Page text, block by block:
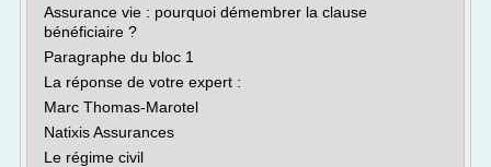
Assurance vie : pourquoi démembrer la clause
bénéficiaire ?
Paragraphe du bloc 1
La réponse de votre expert :
Marc Thomas-Marotel
Natixis Assurances
Le régime civil